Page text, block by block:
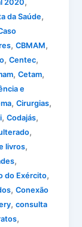
2020
da Saúde,
,CBMAM,
,Centec,
,Cetam,
e
,Cirurgias,
,Codajás,
,
livros,
,
do Exército,
,Conexão
,consulta
,